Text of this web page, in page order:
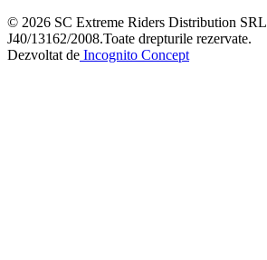
© 2026 SC Extreme Riders Distribution SRL
J40/13162/2008.Toate drepturile rezervate.
Dezvoltat de Incognito Concept